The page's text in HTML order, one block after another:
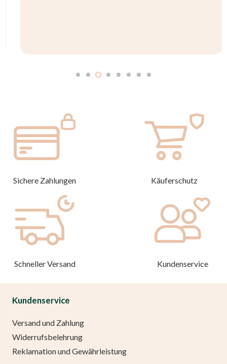
Sichere Zahlungen Käuferschutz
Schneller Versand Kundenservice
Kundenservice
Versand und Zahlung
Widerrufsbelehrung
Reklamation und Gewährleistung